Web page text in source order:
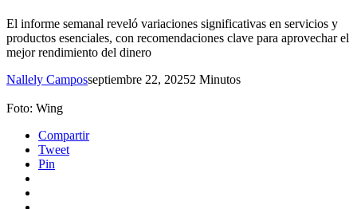
El informe semanal reveló variaciones significativas en servicios y
productos esenciales, con recomendaciones clave para aprovechar el
mejor rendimiento del dinero
Nallely Camposseptiembre 22, 20252 Minutos
Foto: Wing
Compartir
Tweet
Pin